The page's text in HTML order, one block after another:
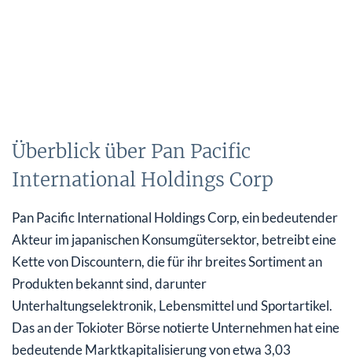
Überblick über Pan Pacific
International Holdings Corp
Pan Pacific International Holdings Corp, ein bedeutender
Akteur im japanischen Konsumgütersektor, betreibt eine
Kette von Discountern, die für ihr breites Sortiment an
Produkten bekannt sind, darunter
Unterhaltungselektronik, Lebensmittel und Sportartikel.
Das an der Tokioter Börse notierte Unternehmen hat eine
bedeutende Marktkapitalisierung von etwa 3,03